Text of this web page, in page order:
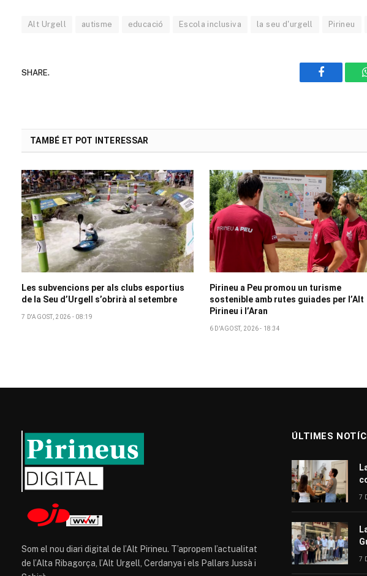
Alt Urgell autisme educació Escola inclusiva la seu d'urgell Pirineu
SHARE.
Facebook
TAMBÉ ET POT INTERESSAR
Les subvencions per als clubs esportius
de la Seu d’Urgell s’obrirà al setembre
7 D'AGOST, 2026 - 08:19
Pirineu a Peu promou un turisme
sostenible amb rutes guiades per l’Alt
Pirineu i l’Aran
6 D'AGOST, 2026 - 18:34
Som el nou diari digital de l’Alt Pirineu. T’apropem l’actualitat
de l’Alta Ribagorça, l’Alt Urgell, Cerdanya i els Pallars Jussà i
ÚLTIMES
7
7